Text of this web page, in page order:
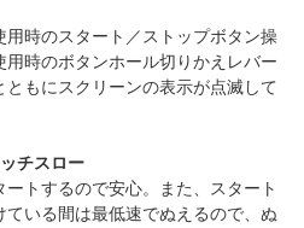
時のスタート／ストップボタン操
時のボタンホール切りかえレバー
もにスクリーンの表示が点滅して
チスロー
トするので安心。また、スタート
ている間は最低速でぬえるので、ぬ